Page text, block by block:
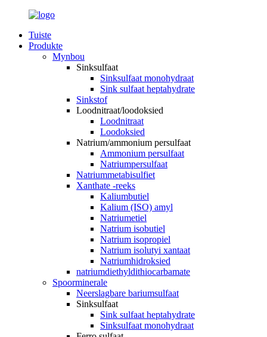
Tuiste
Produkte
Mynbou
Sinksulfaat
Sinksulfaat monohydraat
Sink sulfaat heptahydrate
Sinkstof
Loodnitraat/loodoksied
Loodnitraat
Loodoksied
Natrium/ammonium persulfaat
Ammonium persulfaat
Natriumpersulfaat
Natriummetabisulfiet
Xanthate -reeks
Kaliumbutiel
Kalium (ISO) amyl
Natriumetiel
Natrium isobutiel
Natrium isopropiel
Natrium isolutyi xantaat
Natriumhidroksied
natriumdiethyldithiocarbamate
Spoorminerale
Neerslagbare bariumsulfaat
Sinksulfaat
Sink sulfaat heptahydrate
Sinksulfaat monohydraat